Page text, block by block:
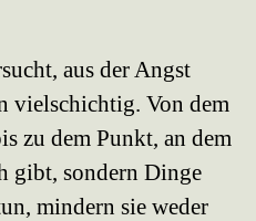
aus der Angst
vielschichtig. Von dem
zu dem Punkt, an dem
gibt, sondern Dinge
mindern sie weder